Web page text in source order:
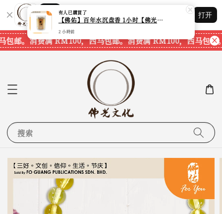
Shopping: 追踪您的订单
您信赖的商店
打开
邮。 消费满 RM100，西马包邮。消费满 RM100，西马包邮。
搜索
有人已購買了
【佛佑】百年水沉盘香 1小时【佛光文化】【现货速发】
2 小時前